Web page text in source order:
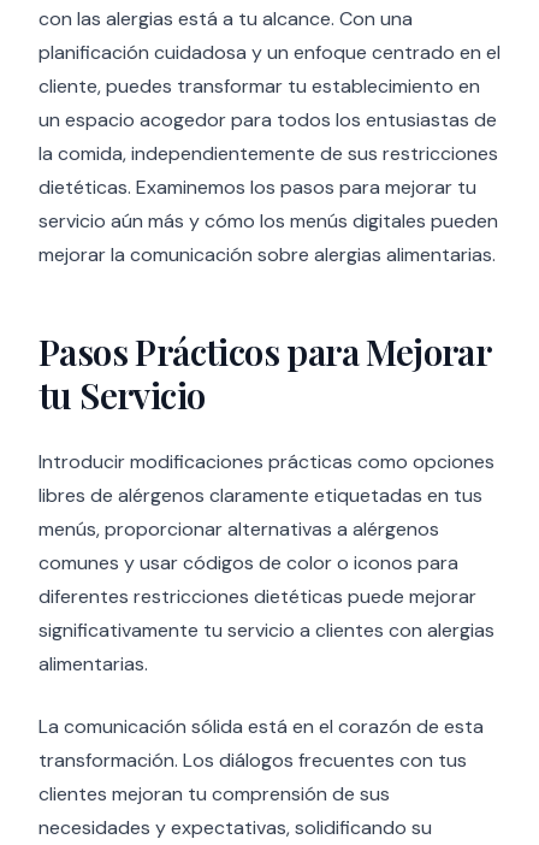
con las alergias está a tu alcance. Con una
planificación cuidadosa y un enfoque centrado en el
cliente, puedes transformar tu establecimiento en
un espacio acogedor para todos los entusiastas de
la comida, independientemente de sus restricciones
dietéticas. Examinemos los pasos para mejorar tu
servicio aún más y cómo los menús digitales pueden
mejorar la comunicación sobre alergias alimentarias.
Pasos Prácticos para Mejorar
tu Servicio
Introducir modificaciones prácticas como opciones
libres de alérgenos claramente etiquetadas en tus
menús, proporcionar alternativas a alérgenos
comunes y usar códigos de color o iconos para
diferentes restricciones dietéticas puede mejorar
significativamente tu servicio a clientes con alergias
alimentarias.
La comunicación sólida está en el corazón de esta
transformación. Los diálogos frecuentes con tus
clientes mejoran tu comprensión de sus
necesidades y expectativas, solidificando su